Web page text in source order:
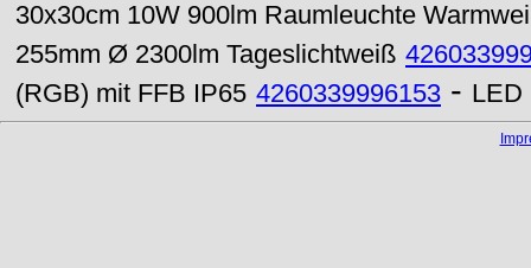
30x30cm 10W 900lm Raumleuchte
255mm Ø 2300lm Tageslichtweiß
(RGB) mit FFB IP65 4260339996153 - LED